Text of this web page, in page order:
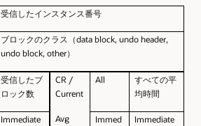
受信したインスタンス番号
ブロックのクラス（data block, undo header,
undo block, other）
受信したブ
ロック数
CR /
Current
Avg
All
すべての平
均時間
Immediate
Immed
Immediate